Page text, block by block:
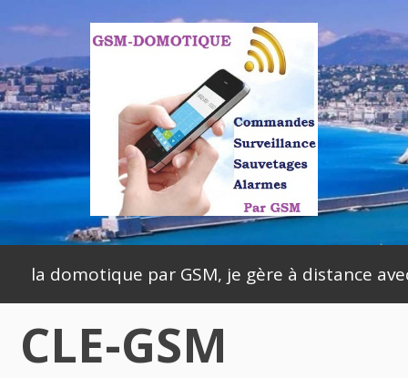
to
content
Primary
Menu
la domotique par GSM, je gère à distance
CLE-GSM